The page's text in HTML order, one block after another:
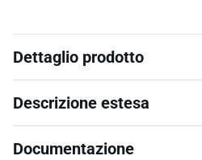
Dettaglio prodotto
Descrizione estesa
Documentazione